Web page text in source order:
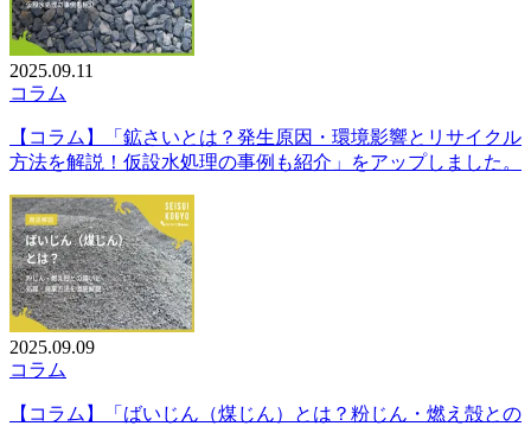
2025.09.11
コラム
【コラム】「鉱さいとは？発生原因・環境影響とリサイクル
方法を解説！仮設水処理の事例も紹介」をアップしました。
2025.09.09
コラム
【コラム】「ばいじん（煤じん）とは？粉じん・燃え殻との